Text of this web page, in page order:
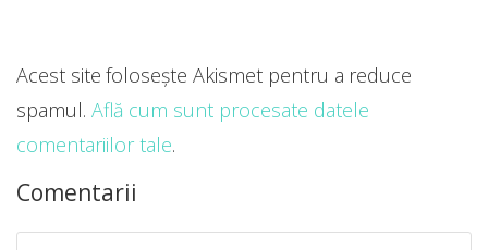
Comentarii
Acest site folosește Akismet pentru a reduce
spamul. Află cum sunt procesate datele
comentariilor tale.